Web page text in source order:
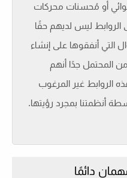
أو مُحسنات محركات
الروابط ليس لديهم حقًا
التي أنفقوها على إنشاء
من المحتمل جدًا أنهم
الروابط غير المرغوب
أنظمتنا بمجرد رؤيتها.
دائمًا